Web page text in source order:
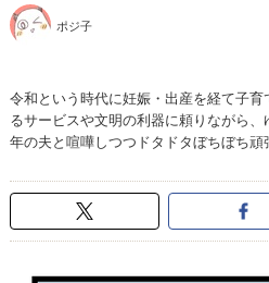
ポジ子
令和という時代に妊娠・出産を経て子
るサービスや文明の利器に頼りながら
年の夫と喧嘩しつつドタドタぼちぼち頑